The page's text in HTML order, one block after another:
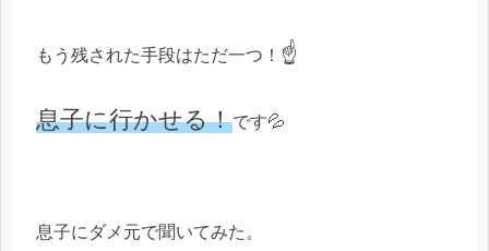
もう残された手段はただ一つ！ ☝
息子に行かせる！です💦
息子にダメ元で聞いてみた。